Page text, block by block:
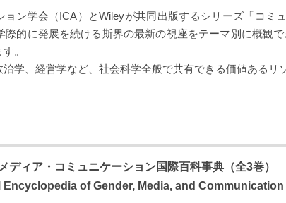
ョン学会（ICA）とWileyが共同出版するシリーズ「コミ
際的に発展を続ける斯界の最新の視座をテーマ別に概観
。
学、経営学など、社会科学全般で共有できる価値あるリ
ディア・コミュニケーション国際百科事典（全3巻）
of Gender, Media, and Communication